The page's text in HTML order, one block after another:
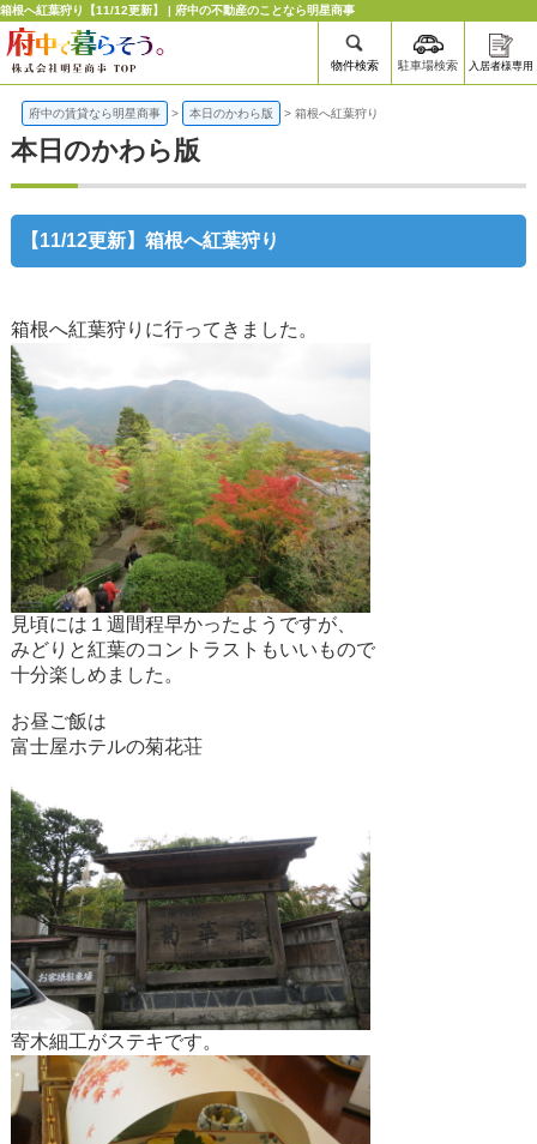
箱根へ紅葉狩り【11/12更新】 | 府中の不動産のことなら明星商事
物件検索 駐車場検索 入居者様専用
府中の賃貸なら明星商事 > 本日のかわら版 > 箱根へ紅葉狩り
本日のかわら版
【11/12更新】箱根へ紅葉狩り
箱根へ紅葉狩りに行ってきました。
見頃には１週間程早かったようですが、
みどりと紅葉のコントラストもいいもので
十分楽しめました。
お昼ご飯は
富士屋ホテルの菊花荘
寄木細工がステキです。